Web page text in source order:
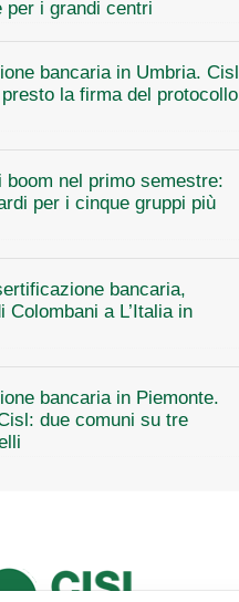
per i grandi centri
bancaria in Umbria. Cisl
la firma del protocollo
boom nel primo semestre:
per i cinque gruppi più
bancaria,
Colombani a L’Italia in
bancaria in Piemonte.
due comuni su tre